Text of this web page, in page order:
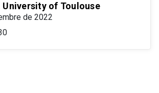
University of Toulouse
de 2022